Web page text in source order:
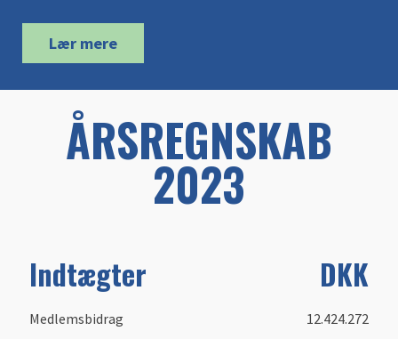
Lær mere
ÅRSREGNSKAB
2023
​Indtægter DKK
Medlemsbidrag
12.424.272